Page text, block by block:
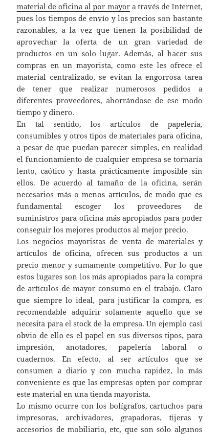
material de oficina al por mayora través de Internet,
pues los tiempos de envío y los precios son bastante
razonables, a la vez que tienen la posibilidad de
aprovechar la oferta de un gran variedad de
productos en un solo lugar. Además, al hacer sus
compras en un mayorista, como este les ofrece el
material centralizado, se evitan la engorrosa tarea
de tener que realizar numerosos pedidos a
diferentes proveedores, ahorrándose de ese modo
tiempo y dinero.
En tal sentido, los artículos de papelería,
consumibles y otros tipos de materiales para oficina,
a pesar de que puedan parecer simples, en realidad
el funcionamiento de cualquier empresa se tornaría
lento, caótico y hasta prácticamente imposible sin
ellos. De acuerdo al tamaño de la oficina, serán
necesarios más o menos artículos, de modo que es
fundamental escoger los proveedores de
suministros para oficina más apropiados para poder
conseguir los mejores productos al mejor precio.
Los negocios mayoristas de venta de materiales y
artículos de oficina, ofrecen sus productos a un
precio menor y sumamente competitivo. Por lo que
estos lugares son los más apropiados para la compra
de artículos de mayor consumo en el trabajo. Claro
que siempre lo ideal, para justificar la compra, es
recomendable adquirir solamente aquello que se
necesita para el stock de la empresa. Un ejemplo casi
obvio de ello es el papel en sus diversos tipos, para
impresión, anotadores, papelería laboral o
cuadernos. En efecto, al ser artículos que se
consumen a diario y con mucha rapidez, lo más
conveniente es que las empresas opten por comprar
este material en una tienda mayorista.
Lo mismo ocurre con los bolígrafos, cartuchos para
impresoras, archivadores, grapadoras, tijeras y
accesorios de mobiliario, etc, que son sólo algunos